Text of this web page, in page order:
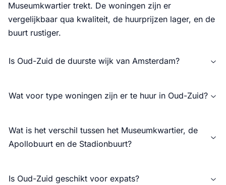
Museumkwartier trekt. De woningen zijn er
vergelijkbaar qua kwaliteit, de huurprijzen lager, en de
buurt rustiger.
Is Oud-Zuid de duurste wijk van Amsterdam?
Wat voor type woningen zijn er te huur in Oud-Zuid?
Wat is het verschil tussen het Museumkwartier, de
Apollobuurt en de Stadionbuurt?
Is Oud-Zuid geschikt voor expats?